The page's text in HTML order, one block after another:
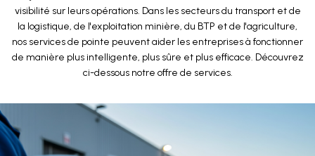
visibilité sur leurs opérations. Dans les secteurs du transport et de
la logistique, de l'exploitation minière, du BTP et de l'agriculture,
nos services de pointe peuvent aider les entreprises à fonctionner
de manière plus intelligente, plus sûre et plus efficace. Découvrez
ci-dessous notre offre de services.